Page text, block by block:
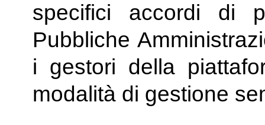
specifici accordi di
Pubbliche
i gestori della
modalità di gestione